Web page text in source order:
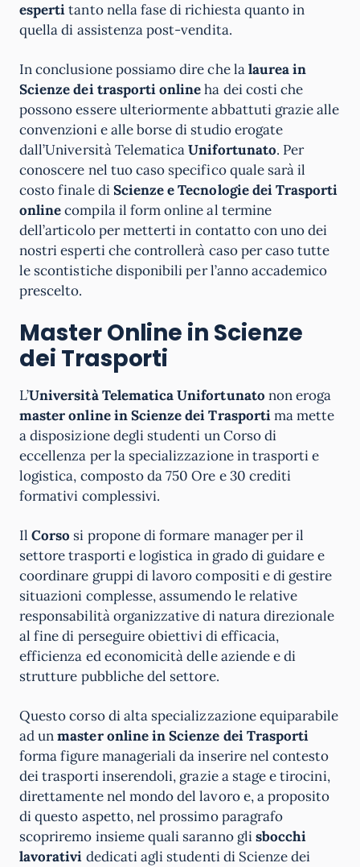
espertitanto nella fase di richiesta quanto in
quella di assistenza post-vendita.
In conclusione possiamo dire che lalaurea in
Scienze dei trasporti onlineha dei costi che
possono essere ulteriormente abbattuti grazie alle
convenzioni e alle borse di studio erogate
dall’Università TelematicaUnifortunato. Per
conoscere nel tuo caso specifico quale sarà il
costo finale diScienze e Tecnologie dei Trasporti
onlinecompila il form online al termine
dell’articolo per metterti in contatto con uno dei
nostri esperti che controllerà caso per caso tutte
le scontistiche disponibili per l’anno accademico
prescelto.
Master Online in Scienze
dei Trasporti
L’Università Telematica Unifortunato non eroga
master online in Scienze dei Trasportima mette
a disposizione degli studenti un Corso di
eccellenza per la specializzazione in trasporti e
logistica, composto da 750 Ore e 30 crediti
formativi complessivi.
IlCorso si propone di formare manager per il
settore trasporti e logistica in grado di guidare e
coordinare gruppi di lavoro compositi e di gestire
situazioni complesse, assumendo le relative
responsabilità organizzative di natura direzionale
al fine di perseguire obiettivi di efficacia,
efficienza ed economicità delle aziende e di
strutture pubbliche del settore.
Questo corso di alta specializzazione equiparabile
ad unmaster online in Scienze dei Trasporti
forma figure manageriali da inserire nel contesto
dei trasporti inserendoli, grazie a stage e tirocini,
direttamente nel mondo del lavoro e, a proposito
di questo aspetto, nel prossimo paragrafo
scopriremo insieme quali saranno glisbocchi
lavorativi dedicati agli studenti di Scienze dei